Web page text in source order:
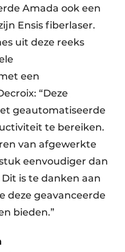
Amada ook een
Ensis fiberlaser.
uit deze reeks
een
“Deze
geautomatiseerde
te bereiken.
van afgewerkte
eenvoudiger dan
is te danken aan
deze geavanceerde
bieden.”